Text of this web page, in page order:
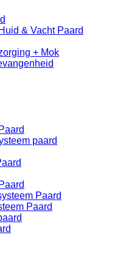
& Vacht Paard
+ Mok
paard
Paard
Paard